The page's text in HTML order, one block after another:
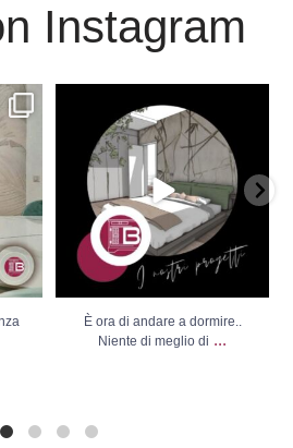
Instagram
È ora di andare a dormire..
Niente di meglio di
È ora di andare a dormire..
Niente di meglio di ...